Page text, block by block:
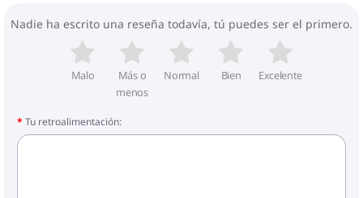
Nadie ha escrito una reseña todavía, tú puedes ser el primero.
Malo
Más o
menos
Normal Bien Excelente
Tu retroalimentación: